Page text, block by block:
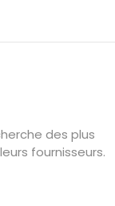
des plus
fournisseurs.